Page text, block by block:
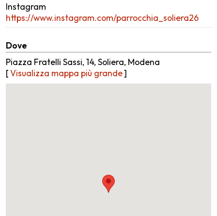
Instagram
https://www.instagram.com/parrocchia_soliera26
Dove
Piazza Fratelli Sassi, 14, Soliera, Modena
[Visualizza mappa più grande]